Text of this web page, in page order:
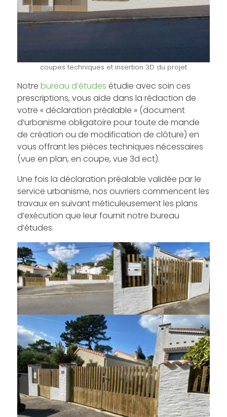
coupes techniques et insertion 3D du projet
Notre bureau d’études étudie avec soin ces
prescriptions, vous aide dans la rédaction de
votre « déclaration préalable » (document
d’urbanisme obligatoire pour toute de mande
de création ou de modification de clôture) en
vous offrant les pièces techniques nécessaires
(vue en plan, en coupe, vue 3d ect).
Une fois la déclaration préalable validée par le
service urbanisme, nos ouvriers commencent les
travaux en suivant méticuleusement les plans
d’exécution que leur fournit notre bureau
d’études.